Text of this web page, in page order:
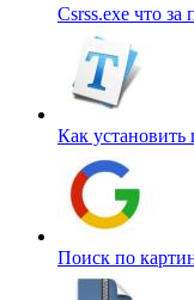
Csrss.exe что за
Как
Поиск по